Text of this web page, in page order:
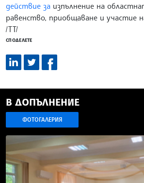
действие за изпълнение на
равенство, приобщаване и участие
/ТТ/
СПОДЕЛЕТЕ
В ДОПЪЛНЕНИЕ
ФОТОГАЛЕРИЯ